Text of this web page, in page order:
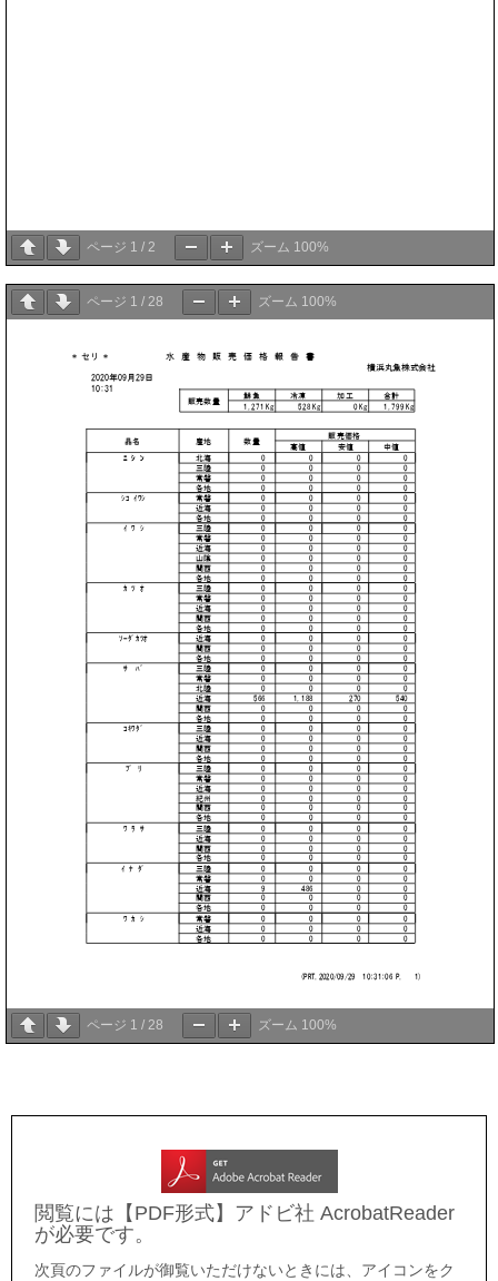
ページ 1 / 2 ズーム 100%
ページ 1 / 28 ズーム 100%
ページ 1 / 28 ズーム 100%
閲覧には【PDF形式】アドビ社 AcrobatReader
が必要です。
次頁のファイルが御覧いただけないときには、アイコンをク